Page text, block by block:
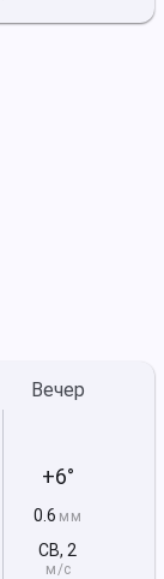
Вечер
+6°
0.6 мм
СВ, 2
м/с